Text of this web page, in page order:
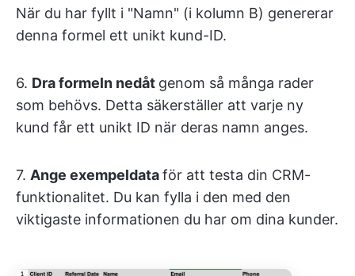
När du har fyllt i "Namn" (i kolumn B) genererar
denna formel ett unikt kund-ID.
6. Dra formeln nedåt genom så många rader
som behövs. Detta säkerställer att varje ny
kund får ett unikt ID när deras namn anges.
7. Ange exempeldataför att testa din CRM-
funktionalitet. Du kan fylla i den med den
viktigaste informationen du har om dina kunder.